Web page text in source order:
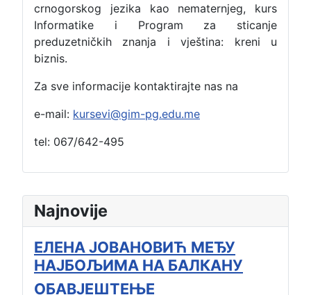
Najnovije
ЕЛЕНА ЈОВАНОВИЋ МЕЂУ
НАЈБОЉИМА НА БАЛКАНУ
ОБАВЈЕШТЕЊЕ
crnogorskog jezika kao nematernjeg, kurs
Informatike i Program za sticanje
preduzetničkih znanja i vještina: kreni u
biznis.
Za sve informacije kontaktirajte nas na
e-mail: kursevi@gim-pg.edu.me
tel: 067/642-495